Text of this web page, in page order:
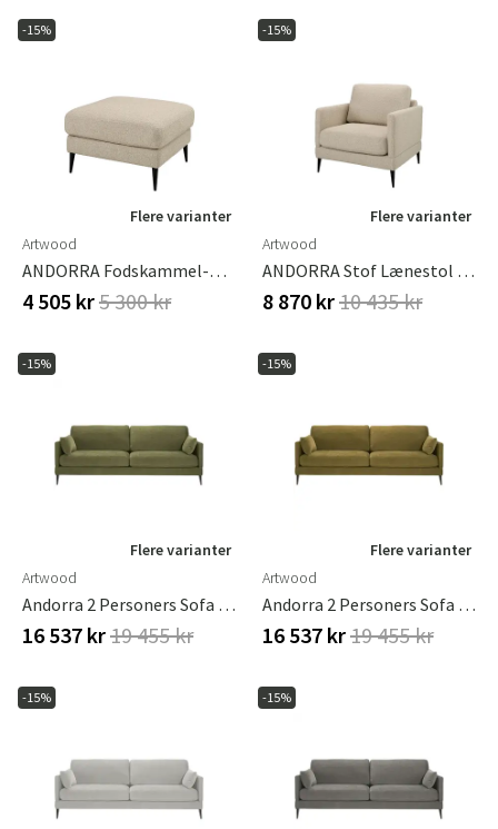
-15%
Flere varianter
Artwood
ANDORRA Fodskammel-Rim Beige
4 505 kr5 300 kr
-15%
Flere varianter
Artwood
ANDORRA Stof Lænestol Rhyme Beige
8 870 kr10 435 kr
-15%
Flere varianter
Artwood
Andorra 2 Personers Sofa Hailey Army
16 537 kr19 455 kr
-15%
Flere varianter
Artwood
Andorra 2 Personers Sofa Hailey Curry
16 537 kr19 455 kr
-15% -15%